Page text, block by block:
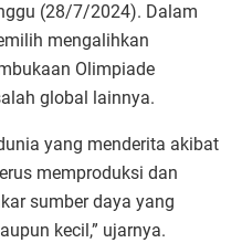
(28/7/2024). Dalam
mengalihkan
Olimpiade
global lainnya.
yang menderita akibat
memproduksi dan
sumber daya yang
kecil,” ujarnya.